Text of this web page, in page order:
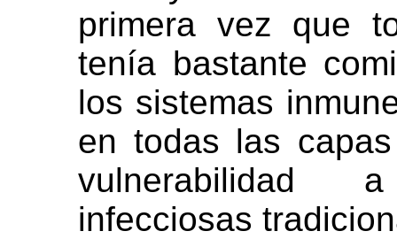
primera vez que
tenía bastante
los sistemas
en todas las
vulnerabilidad
infecciosas